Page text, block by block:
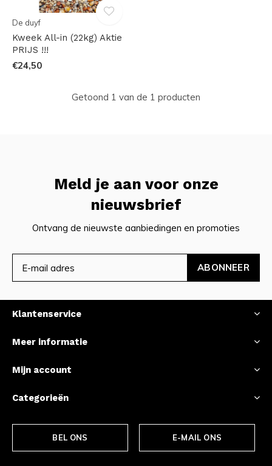
De duyf
Kweek All-in (22kg) Aktie
PRIJS !!!
€24,50
Getoond 1 van de 1 producten
Meld je aan voor onze
nieuwsbrief
Ontvang de nieuwste aanbiedingen en promoties
ABONNEER
Klantenservice
Meer informatie
Mijn account
Categorieën
BEL ONS E-MAIL ONS